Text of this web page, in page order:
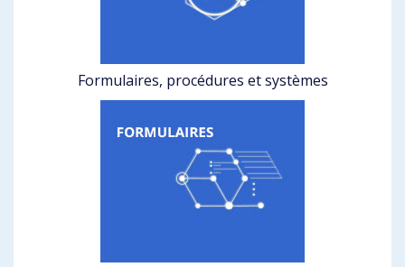
Formulaires, procédures et systèmes